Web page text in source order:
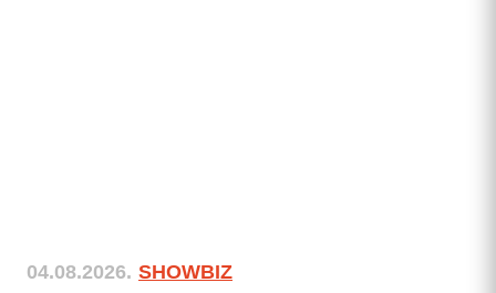
04.08.2026. SHOWBIZ